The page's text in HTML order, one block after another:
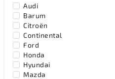
Audi
Barum
Citroën
Continental
Ford
Honda
Hyundai
Mazda